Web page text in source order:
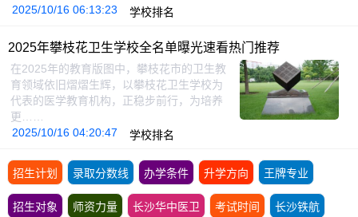
2025/10/16 06:13:23 学校排名
2025年攀枝花卫生学校全名单曝光速看热门推荐
在2025年的教育版图中，攀枝花市的卫生教
育领域依旧熠熠生辉，以攀枝花卫生学校为
代表的医学教育机构，正稳步前行，为培养
更……
2025/10/16 04:20:47
学校排名
招生计划 录取分数线 办学条件 升学方向 王牌专业
招生对象 师资力量 长沙华中医卫 考试时间 长沙铁航